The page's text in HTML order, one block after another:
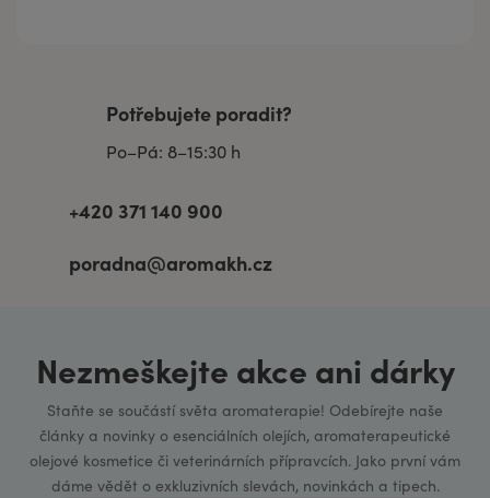
Potřebujete poradit?
Po–Pá: 8–15:30 h
+420 371 140 900
poradna@aromakh.cz
Nezmeškejte akce ani dárky
Staňte se součástí světa aromaterapie! Odebírejte naše
články a novinky o esenciálních olejích, aromaterapeutické
olejové kosmetice či veterinárních přípravcích. Jako první vám
dáme vědět o exkluzivních slevách, novinkách a tipech.